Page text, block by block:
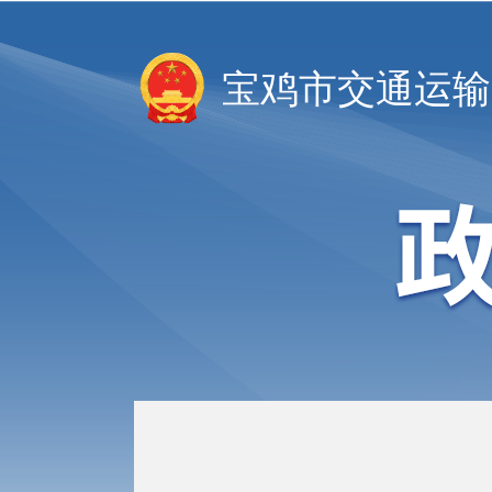
宝鸡市交通运